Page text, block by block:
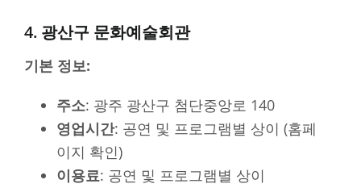
4. 광산구 문화예술회관
기본 정보:
주소: 광주 광산구 첨단중앙로 140
영업시간: 공연 및 프로그램별 상이 (홈페
이지 확인)
이용료: 공연 및 프로그램별 상이